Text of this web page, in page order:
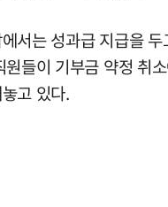
서는 성과급 지급을
원들이 기부금 약정 취
고 있다.